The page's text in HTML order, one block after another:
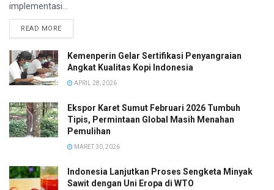
implementasi...
READ MORE
Kemenperin Gelar Sertifikasi Penyangraian
Angkat Kualitas Kopi Indonesia
APRIL 28, 2026
Ekspor Karet Sumut Februari 2026 Tumbuh
Tipis, Permintaan Global Masih Menahan
Pemulihan
MARET 30, 2026
Indonesia Lanjutkan Proses Sengketa Minyak
Sawit dengan Uni Eropa di WTO